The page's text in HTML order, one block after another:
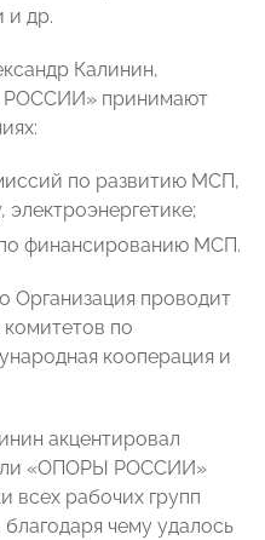
и др.
Калинин,
РОССИИ» принимают
по развитию МСП,
финансированию МСП.
Организация проводит
по
кооперация и
акцентировал
«ОПОРЫ РОССИИ»
всех рабочих групп
чему удалось